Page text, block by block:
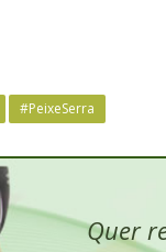
#PeixeSerra
Quer